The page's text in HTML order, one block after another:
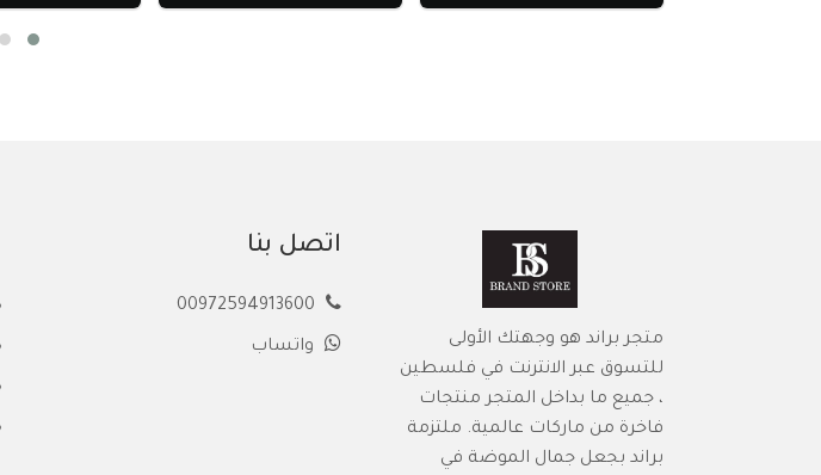
متجر براند هو وجهتك الأولى
للتسوق عبر الانترنت في فلسطين
، جميع ما بداخل المتجر منتجات
فاخرة من ماركات عالمية. ملتزمة
براند بجعل جمال الموضة في
اتصل بنا
واتساب